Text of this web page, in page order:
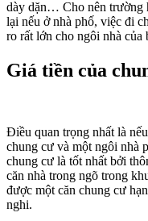
dày dặn… Cho nên trường
lại nếu ở nhà phố, việc đi
ro rất lớn cho ngôi nhà của
Giá tiền của
Điều quan trọng nhất là
chung cư và một ngôi nhà
chung cư là tốt nhất bởi
căn nhà trong ngõ trong
được một căn chung cư
nghi.